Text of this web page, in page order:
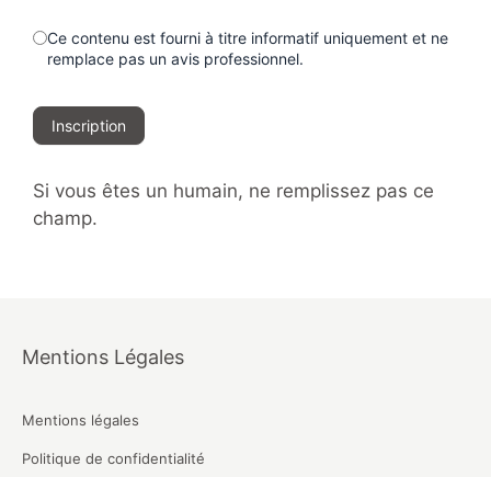
Ce contenu est fourni à titre informatif uniquement et ne
remplace pas un avis professionnel.
Inscription
Si vous êtes un humain, ne remplissez pas ce
champ.
Mentions Légales
Mentions légales
Politique de confidentialité